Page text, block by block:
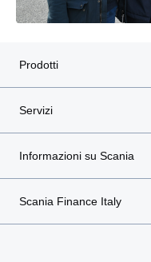
Prodotti
Servizi
Informazioni su Scania
Scania Finance Italy